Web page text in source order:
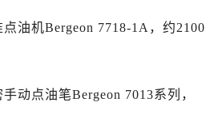
山东省青岛市南区山东路6号华润大厦B座22层04室劳力士售后服务中心（需提前预约）
贵州省贵阳市南明区都司高架桥路33号亨特国际金融中心14楼14D劳力士售后服务中心（需提前预约）
点油机Bergeon 7718-1A，约2100
动点油笔Bergeon 7013系列，